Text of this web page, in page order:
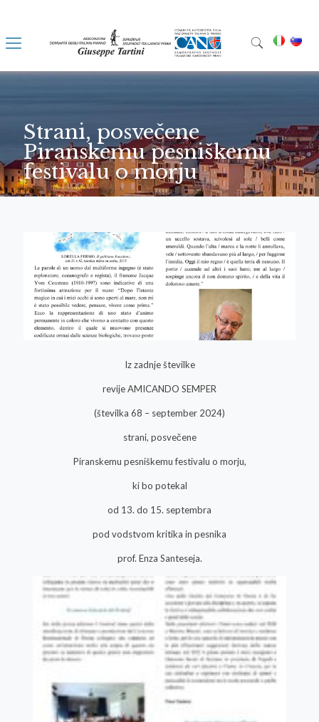
Strani, posvečene
Piranskemu pesniškemu
festivalu o morju
Iz zadnje številke
revije AMICANDO SEMPER
(številka 68 – september 2024)
strani, posvečene
Piranskemu pesniškemu festivalu o morju,
ki bo potekal
od 13. do 15. septembra
pod vodstvom kritika in pesnika
prof. Enza Santeseja.